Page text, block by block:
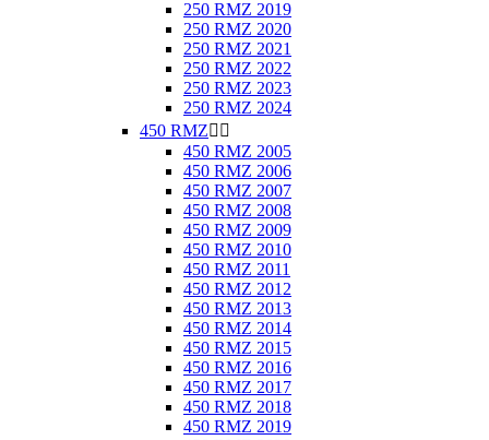
250 RMZ 2019
250 RMZ 2020
250 RMZ 2021
250 RMZ 2022
250 RMZ 2023
250 RMZ 2024
450 RMZ 
450 RMZ 2005
450 RMZ 2006
450 RMZ 2007
450 RMZ 2008
450 RMZ 2009
450 RMZ 2010
450 RMZ 2011
450 RMZ 2012
450 RMZ 2013
450 RMZ 2014
450 RMZ 2015
450 RMZ 2016
450 RMZ 2017
450 RMZ 2018
450 RMZ 2019